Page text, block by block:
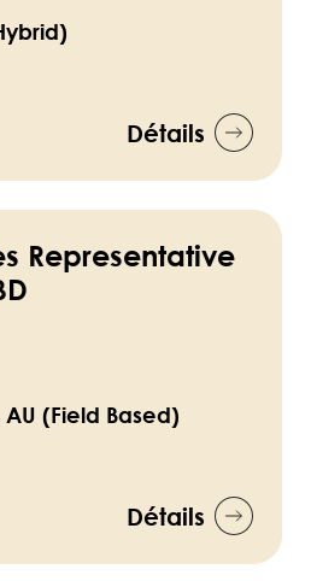
Détails
Representative
(Field Based)
Détails